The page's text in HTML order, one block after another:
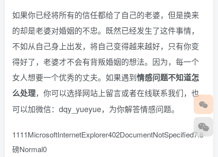
如果你已经将所有的信任都给了自己的老婆，但是换来
的却是老婆对婚姻的不忠。既然已经发生了这件事情，
不如从自己身上出发，将自己变得越来越好，只有你变
得好了，老婆才不会有背叛婚姻的想法。因为，每一个
女人想要一个优秀的丈夫。如果遇到 情感问题不知道怎
么处理，你可以选择网站上留言或者在线联系我们，也
可以加微信： dqy_yueyue，为你解答情感问题。
1111MicrosoftInternetExplorer402DocumentNotSpecified7.8
磅Normal0